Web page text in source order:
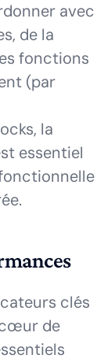
avec
de la
fonctions
(par
la
essentiel
clés
cœur de